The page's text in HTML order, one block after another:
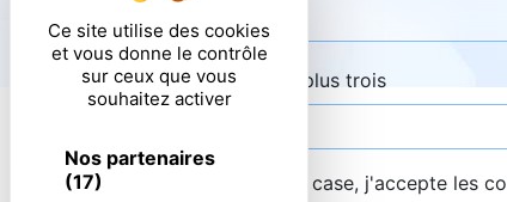
Ce site utilise des cookies
et vous donne le contrôle
sur ceux que vous
souhaitez activer
Nos partenaires
(17)
Combien font cinq plus trois
En cochant cette case, j'accepte les